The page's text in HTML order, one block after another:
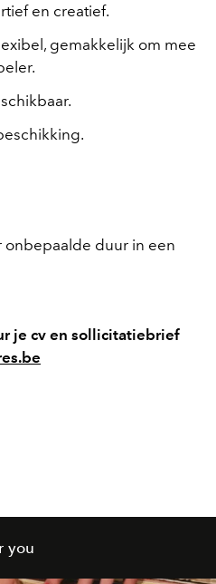
en creatief.
gemakkelijk om mee
onbepaalde duur in een
je cv en sollicitatiebrief
you